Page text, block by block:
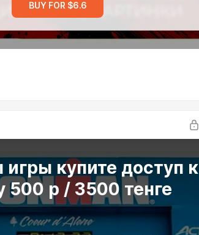
BUY FOR $6.6
купите доступ к
500 р / 3500 тенге